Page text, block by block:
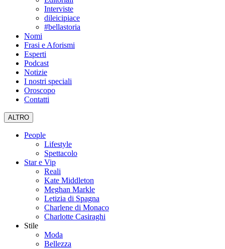
Interviste
dileicipiace
#bellastoria
Nomi
Frasi e Aforismi
Esperti
Podcast
Notizie
I nostri speciali
Oroscopo
Contatti
ALTRO
People
Lifestyle
Spettacolo
Star e Vip
Reali
Kate Middleton
Meghan Markle
Letizia di Spagna
Charlene di Monaco
Charlotte Casiraghi
Stile
Moda
Bellezza